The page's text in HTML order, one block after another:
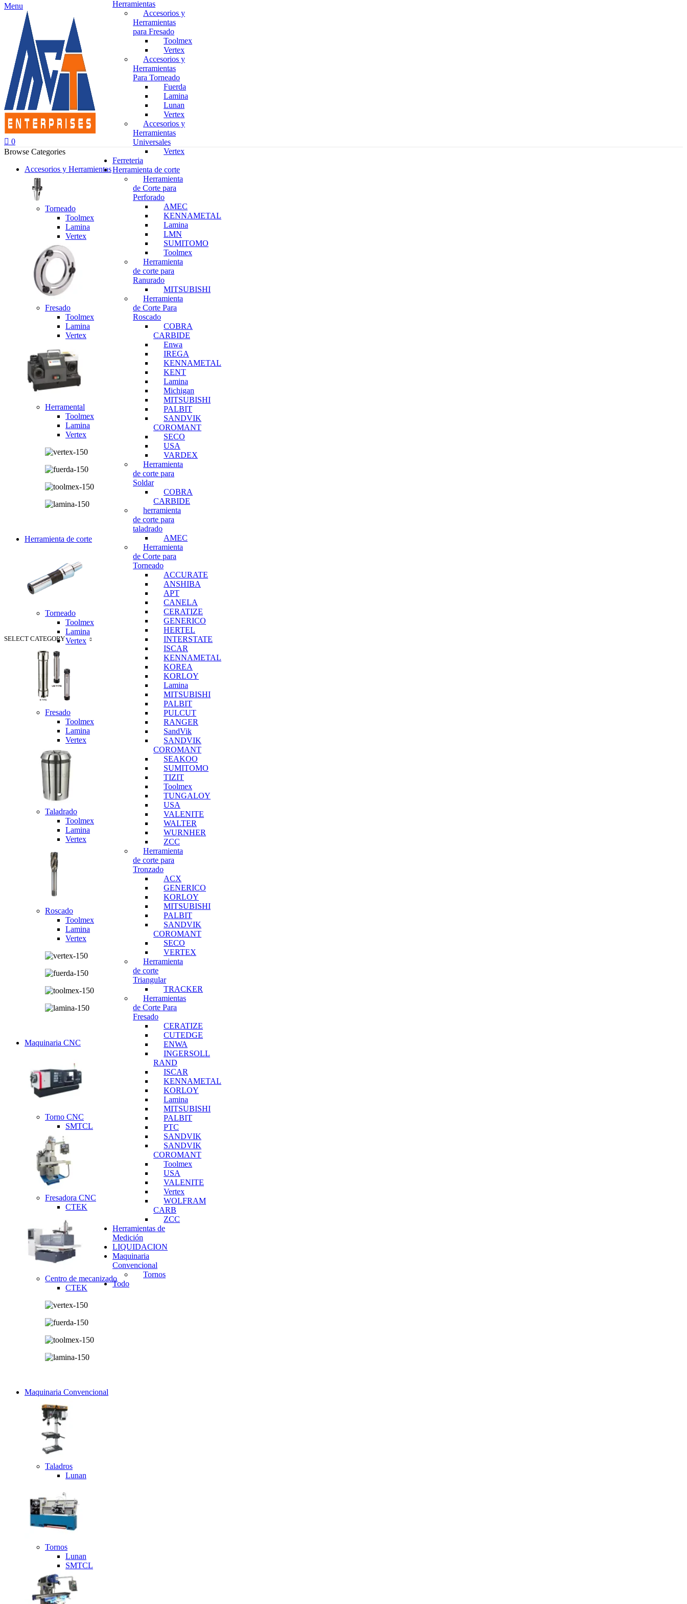
SELECT CATEGORY
Herramientas
Accesorios y
Herramientas
para Fresado
Toolmex
Vertex
Accesorios y
Herramientas
Para Torneado
Fuerda
Lamina
Lunan
Vertex
Accesorios y
Herramientas
Universales
Vertex
Ferreteria
Herramienta de corte
Herramienta
de Corte para
Perforado
AMEC
KENNAMETAL
Lamina
LMN
SUMITOMO
Toolmex
Herramienta
de corte para
Ranurado
MITSUBISHI
Herramienta
de Corte Para
Roscado
COBRA
CARBIDE
Enwa
IREGA
KENNAMETAL
KENT
Lamina
Michigan
MITSUBISHI
PALBIT
SANDVIK
COROMANT
SECO
USA
VARDEX
Herramienta
de corte para
Soldar
COBRA
CARBIDE
herramienta
de corte para
taladrado
AMEC
Herramienta
de Corte para
Torneado
ACCURATE
ANSHIBA
APT
CANELA
CERATIZE
GENERICO
HERTEL
INTERSTATE
ISCAR
KENNAMETAL
KOREA
KORLOY
Lamina
MITSUBISHI
PALBIT
PULCUT
RANGER
SandVik
SANDVIK
COROMANT
SEAKOO
SUMITOMO
TIZIT
Toolmex
TUNGALOY
USA
VALENITE
WALTER
WURNHER
ZCC
Herramienta
de corte para
Tronzado
ACX
GENERICO
KORLOY
MITSUBISHI
PALBIT
SANDVIK
COROMANT
SECO
VERTEX
Herramienta
de corte
Triangular
TRACKER
Herramientas
de Corte Para
Fresado
CERATIZE
CUTEDGE
ENWA
INGERSOLL
RAND
ISCAR
KENNAMETAL
KORLOY
Lamina
MITSUBISHI
PALBIT
PTC
SANDVIK
SANDVIK
COROMANT
Toolmex
USA
VALENITE
Vertex
WOLFRAM
CARB
ZCC
Herramientas de
Medición
LIQUIDACION
Maquinaria
Convencional
Tornos
Todo
Menu
0
Browse Categories
Accesorios y Herramientas
Torneado
Toolmex
Lamina
Vertex
Fresado
Toolmex
Lamina
Vertex
Herramental
Toolmex
Lamina
Vertex
Herramienta de corte
Torneado
Toolmex
Lamina
Vertex
Fresado
Toolmex
Lamina
Vertex
Taladrado
Toolmex
Lamina
Vertex
Roscado
Toolmex
Lamina
Vertex
Maquinaria CNC
Torno CNC
SMTCL
Fresadora CNC
CTEK
Centro de mecanizado
CTEK
Maquinaria Convencional
Taladros
Lunan
Tornos
Lunan
SMTCL